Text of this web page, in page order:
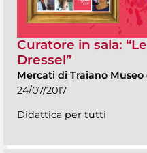
Curatore in sala:
Dressel”
Mercati di Traiano
24/07/2017
Didattica per tutti